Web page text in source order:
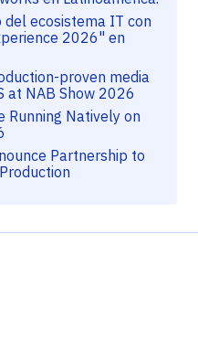
ecosistema IT con
2026" en
proven media
at NAB Show 2026
Running Natively on
Partnership to